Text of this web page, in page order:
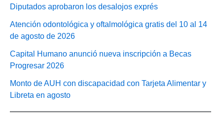
Diputados aprobaron los desalojos exprés
Atención odontológica y oftalmológica gratis del 10 al 14
de agosto de 2026
Capital Humano anunció nueva inscripción a Becas
Progresar 2026
Monto de AUH con discapacidad con Tarjeta Alimentar y
Libreta en agosto